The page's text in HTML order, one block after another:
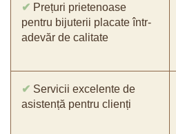
✔ Prețuri prietenoase
pentru bijuterii placate într-
adevăr de calitate
✔ Servicii excelente de
asistență pentru clienți